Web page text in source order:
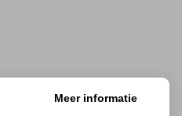
Meer informatie